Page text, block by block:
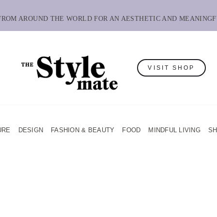
AROUND THE WORLD FOR AN AESTHETIC AND
VISIT SHOP
DESIGN FASHION & BEAUTY FOOD MINDFUL LIVING